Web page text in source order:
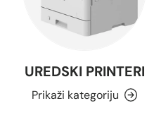
UREDSKI PRINTERI
Prikaži kategoriju